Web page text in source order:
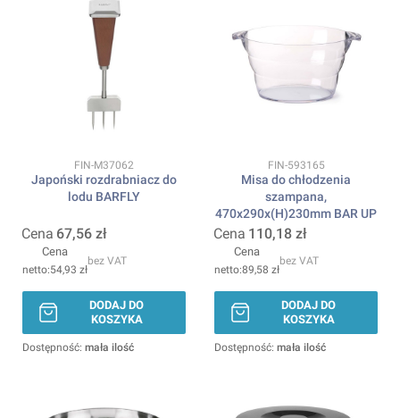
Kod produktu
FIN-M37062
Japoński rozdrabniacz do
lodu BARFLY
Cena 67,56 zł
Cena
54,93 zł
bez VAT
DODAJ DO
KOSZYKA
Dostępność: mała ilość
Kod produktu
FIN-593165
Misa do chłodzenia
szampana,
470x290x(H)230mm BAR UP
Cena 110,18 zł
Cena
89,58 zł
bez VAT
DODAJ DO
KOSZYKA
Dostępność: mała ilość